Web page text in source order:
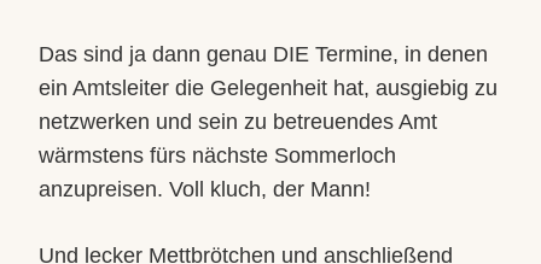
Das sind ja dann genau DIE Termine, in denen
ein Amtsleiter die Gelegenheit hat, ausgiebig zu
netzwerken und sein zu betreuendes Amt
wärmstens fürs nächste Sommerloch
anzupreisen. Voll kluch, der Mann!
Und lecker Mettbrötchen und anschließend